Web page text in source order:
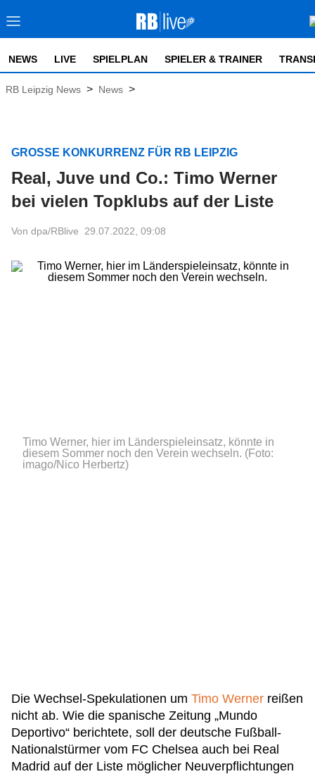
NEWS LIVE SPIELPLAN SPIELER & TRAINER
RB Leipzig News > News >
GROSSE KONKURRENZ FÜR RB LEIPZIG
Real, Juve und Co.: Timo Werner
bei vielen Topklubs auf der Liste
Von dpa/RBlive 29.07.2022, 09:08
Timo Werner, hier im Länderspieleinsatz, könnte in
diesem Sommer noch den Verein wechseln. (Foto:
imago/Nico Herbertz)
Die Wechsel-Spekulationen um Timo Werner reißen
nicht ab. Wie die spanische Zeitung „Mundo
Deportivo“ berichtete, soll der deutsche Fußball-
Nationalstürmer vom FC Chelsea auch bei Real
Madrid auf der Liste möglicher Neuverpflichtungen